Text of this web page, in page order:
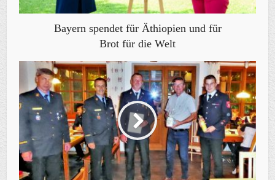
Bayern spendet für Äthiopien und für
Brot für die Welt